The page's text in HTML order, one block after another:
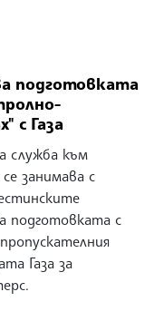
подготовката
с Газа
служба към
занимава с
подготовката с
Газа за